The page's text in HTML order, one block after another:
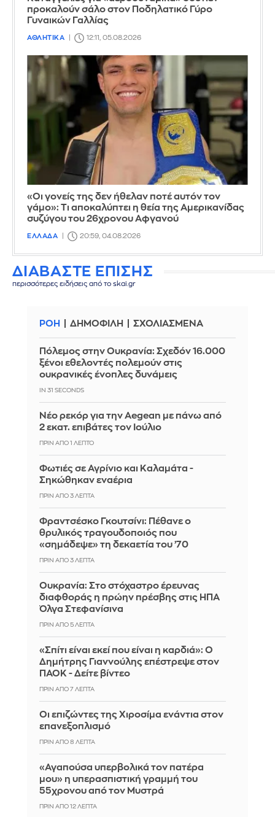
προκαλούν σάλο στον Ποδηλατικό Γύρο
Γυναικών Γαλλίας
ΑΘΛΗΤΙΚΑ 12:11, 05.08.2026
«Οι γονείς της δεν ήθελαν ποτέ αυτόν τον
γάμο»: Τι αποκαλύπτει η θεία της Αμερικανίδας
συζύγου του 26χρονου Αφγανού
ΕΛΛΑΔΑ 20:59, 04.08.2026
ΔΙΑΒΑΣΤΕ ΕΠΙΣΗΣ
περισσότερες ειδήσεις από το skai.gr
ΡΟΗ ΔΗΜΟΦΙΛΗ ΣΧΟΛΙΑΣΜΕΝΑ
Πόλεμος στην Ουκρανία: Σχεδόν 16.000
ξένοι εθελοντές πολεμούν στις
ουκρανικές ένοπλες δυνάμεις
IN 30 SECONDS
Νέο ρεκόρ για την Aegean με πάνω από
2 εκατ. επιβάτες τον Ιούλιο
ΠΡΙΝ ΑΠΌ 1 ΛΕΠΤΌ
Φωτιές σε Αγρίνιο και Καλαμάτα -
Σηκώθηκαν εναέρια
ΠΡΙΝ ΑΠΌ 3 ΛΕΠΤΆ
Φραντσέσκο Γκουτσίνι: Πέθανε ο
θρυλικός τραγουδοποιός που
«σημάδεψε» τη δεκαετία του ’70
ΠΡΙΝ ΑΠΌ 3 ΛΕΠΤΆ
Ουκρανία: Στο στόχαστρο έρευνας
διαφθοράς η πρώην πρέσβης στις ΗΠΑ
Όλγα Στεφανίσινα
ΠΡΙΝ ΑΠΌ 5 ΛΕΠΤΆ
«Σπίτι είναι εκεί που είναι η καρδιά»: Ο
Δημήτρης Γιαννούλης επέστρεψε στον
ΠΑΟΚ - Δείτε βίντεο
ΠΡΙΝ ΑΠΌ 7 ΛΕΠΤΆ
Οι επιζώντες της Χιροσίμα ενάντια στον
επανεξοπλισμό
ΠΡΙΝ ΑΠΌ 8 ΛΕΠΤΆ
«Αγαπούσα υπερβολικά τον πατέρα
μου» η υπερασπιστική γραμμή του
55χρονου από τον Μυστρά
ΠΡΙΝ ΑΠΌ 12 ΛΕΠΤΆ